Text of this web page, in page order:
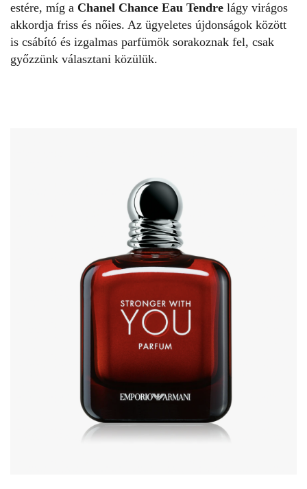
estére, míg a Chanel Chance Eau Tendre lágy virágos
akkordja friss és nőies. Az ügyeletes újdonságok között
is csábító és izgalmas parfümök sorakoznak fel, csak
győzzünk választani közülük.